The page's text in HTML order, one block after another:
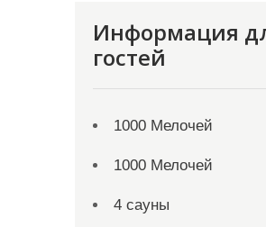
Информация
гостей
1000 Мелочей
1000 Мелочей
4 сауны